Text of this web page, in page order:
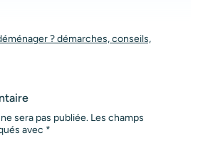
? démarches, conseils,
sera pas publiée. Les champs
avec *